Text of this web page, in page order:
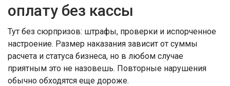
оплату без кассы
Тут без сюрпризов: штрафы, проверки и испорченное
настроение. Размер наказания зависит от суммы
расчета и статуса бизнеса, но в любом случае
приятным это не назовешь. Повторные нарушения
обычно обходятся еще дороже.